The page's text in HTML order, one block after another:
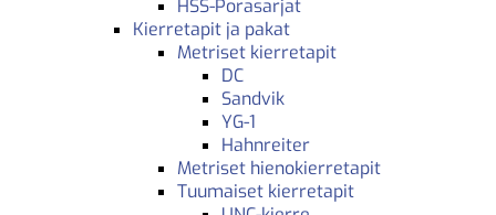
HSS-Porasarjat
Kierretapit ja pakat
Metriset kierretapit
DC
Sandvik
YG-1
Hahnreiter
Metriset hienokierretapit
Tuumaiset kierretapit